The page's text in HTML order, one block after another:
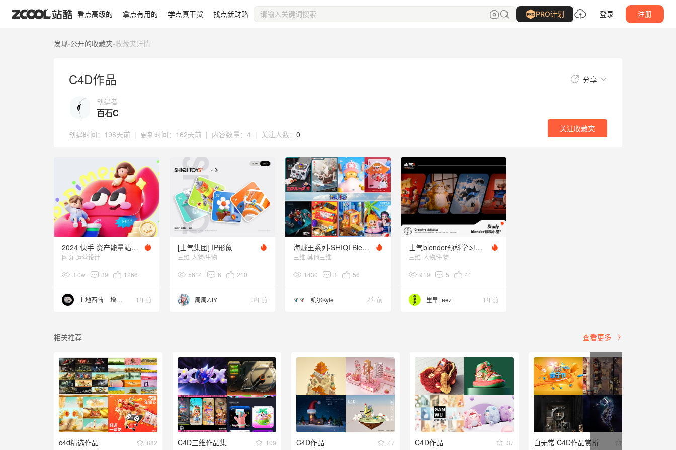
看点高级的 拿点有用的 学点真干货 找点新财路 PRO计划 登录 注册
发现-公开的收藏夹-收藏夹详情
C4D作品 分享
创建者
百石C
创建时间： 198天前 | 更新时间： 162天前 | 内容数量： 4 | 关注人数： 0
关注收藏夹
C4D作品 关注 收藏夹
2024 快手 资产能量站SHOWREEL
网页-运营设计
3.0w 39 1266
上地西陆__增长版 1年前
[士气集团] IP形象
三维-人物/生物
5614 6 210
周周ZJY 3年前
海贼王系列-SHIQI Blender预科班练习
三维-其他三维
1430 3 56
凯尔Kyle 2年前
士气blender预科学习小结
三维-人物/生物
919 5 41
里早Leez 1年前
相关推荐 查看更多
c4d精选作品 882 C4D三维作品集 109 C4D作品 47 C4D作品 37 白无常 C4D作品赏析